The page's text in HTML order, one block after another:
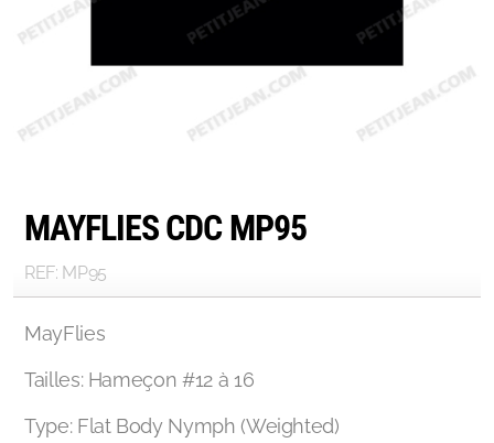
MAYFLIES CDC MP95
REF: MP95
MayFlies
Tailles: Hameçon #12 à 16
Type: Flat Body Nymph (Weighted)